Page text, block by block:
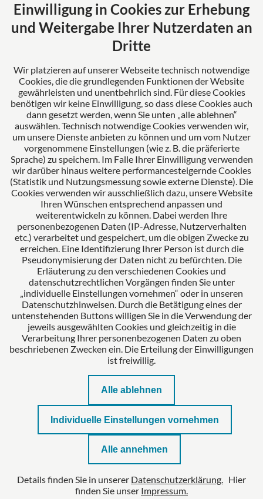
Über uns
Mertl Pösl Rechtsanwälte verkörpert Erfahrung,
Fortschritt und Kompetenz. Als Ihr verlässlicher
Partner stehen wir für umfassende Lösungen und
erstklassige Betreuung unserer Mandanten.
Das europäische Kanzlei-Netzwerk
Zertifiziertes Kanzleimanagement
Datenschutzerklärung
Datenschutzeinstellungen
Einwilligung in Cookies zur Erhebung
und Weitergabe Ihrer Nutzerdaten an
Dritte
Wir platzieren auf unserer Webseite technisch notwendige
Cookies, die die grundlegenden Funktionen der Website
gewährleisten und unentbehrlich sind. Für diese Cookies
benötigen wir keine Einwilligung, so dass diese Cookies auch
dann gesetzt werden, wenn Sie unten „alle ablehnen“
auswählen. Technisch notwendige Cookies verwenden wir,
um unsere Dienste anbieten zu können und um vom Nutzer
vorgenommene Einstellungen (wie z. B. die präferierte
Sprache) zu speichern. Im Falle Ihrer Einwilligung verwenden
wir darüber hinaus weitere performancesteigernde Cookies
(Statistik und Nutzungsmessung sowie externe Dienste). Die
Cookies verwenden wir ausschließlich dazu, unsere Website
Ihren Wünschen entsprechend anpassen und
weiterentwickeln zu können. Dabei werden Ihre
personenbezogenen Daten (IP-Adresse, Nutzerverhalten
etc.) verarbeitet und gespeichert, um die obigen Zwecke zu
erreichen. Eine Identifizierung Ihrer Person ist durch die
Pseudonymisierung der Daten nicht zu befürchten. Die
Erläuterung zu den verschiedenen Cookies und
datenschutzrechtlichen Vorgängen finden Sie unter
„individuelle Einstellungen vornehmen“ oder in unseren
Datenschutzhinweisen. Durch die Betätigung eines der
untenstehenden Buttons willigen Sie in die Verwendung der
jeweils ausgewählten Cookies und gleichzeitig in die
Verarbeitung Ihrer personenbezogenen Daten zu oben
beschriebenen Zwecken ein. Die Erteilung der Einwilligungen
ist freiwillig.
Alle ablehnen
Individuelle Einstellungen vornehmen
Alle annehmen
Details finden Sie in unserer Datenschutzerklärung. Hier
finden Sie unser Impressum.